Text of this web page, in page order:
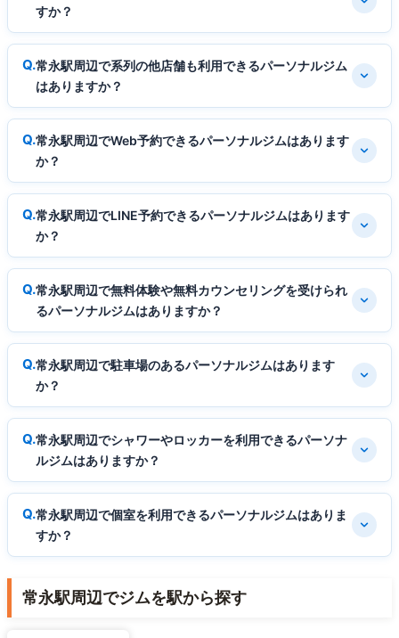
すか？
常永駅周辺で系列の他店舗も利用できるパーソナルジム
はありますか？
常永駅周辺でWeb予約できるパーソナルジムはあります
か？
常永駅周辺でLINE予約できるパーソナルジムはあります
か？
常永駅周辺で無料体験や無料カウンセリングを受けられ
るパーソナルジムはありますか？
常永駅周辺で駐車場のあるパーソナルジムはあります
か？
常永駅周辺でシャワーやロッカーを利用できるパーソナ
ルジムはありますか？
常永駅周辺で個室を利用できるパーソナルジムはありま
すか？
常永駅周辺でジムを駅から探す